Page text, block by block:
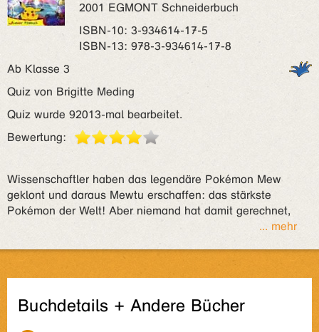
2001 EGMONT Schneiderbuch
ISBN‑10: 3-934614-17-5
ISBN‑13: 978-3-934614-17-8
Ab Klasse 3
Quiz von Brigitte Meding
Quiz wurde 92013-mal bearbeitet.
Bewertung:
Wissenschaftler haben das legendäre Pokémon Mew
geklont und daraus Mewtu erschaffen: das stärkste
Pokémon der Welt! Aber niemand hat damit gerechnet,
... mehr
Buchdetails + Andere Bücher